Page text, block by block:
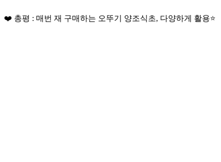
❤️ 총평 : 매번 재 구매하는 오뚜기 양조식초, 다양하게 활용⭐️